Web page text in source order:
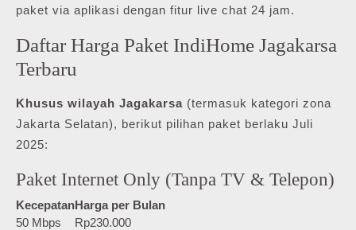
paket via aplikasi dengan fitur live chat 24 jam.
Daftar Harga Paket IndiHome Jagakarsa
Terbaru
Khusus wilayah Jagakarsa (termasuk kategori zona
Jakarta Selatan), berikut pilihan paket berlaku Juli
2025:
Paket Internet Only (Tanpa TV & Telepon)
KecepatanHarga per Bulan
50 Mbps
Rp230.000